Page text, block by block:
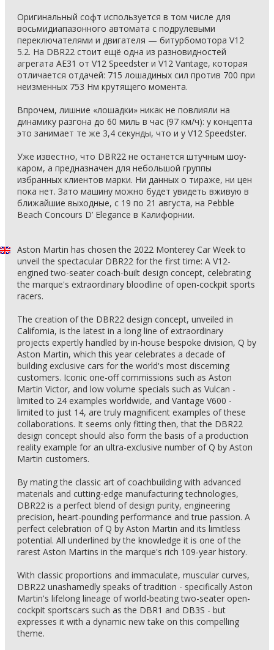
Оригинальный софт используется в том числе для
восьмидиапазонного автомата с подрулевыми
переключателями и двигателя — битурбомотора V12
5.2. На DBR22 стоит ещё одна из разновидностей
агрегата AE31 от V12 Speedster и V12 Vantage, которая
отличается отдачей: 715 лошадиных сил против 700 при
неизменных 753 Нм крутящего момента.
Впрочем, лишние «лошадки» никак не повлияли на
динамику разгона до 60 миль в час (97 км/ч): у концепта
это занимает те же 3,4 секунды, что и у V12 Speedster.
Уже известно, что DBR22 не останется штучным шоу-
каром, а предназначен для небольшой группы
избранных клиентов марки. Ни данных о тираже, ни цен
пока нет. Зато машину можно будет увидеть вживую в
ближайшие выходные, с 19 по 21 августа, на Pebble
Beach Concours D’ Elegance в Калифорнии.
Aston Martin has chosen the 2022 Monterey Car Week to
unveil the spectacular DBR22 for the first time: A V12-
engined two-seater coach-built design concept, celebrating
the marque's extraordinary bloodline of open-cockpit sports
racers.
The creation of the DBR22 design concept, unveiled in
California, is the latest in a long line of extraordinary
projects expertly handled by in-house bespoke division, Q by
Aston Martin, which this year celebrates a decade of
building exclusive cars for the world's most discerning
customers. Iconic one-off commissions such as Aston
Martin Victor, and low volume specials such as Vulcan -
limited to 24 examples worldwide, and Vantage V600 -
limited to just 14, are truly magnificent examples of these
collaborations. It seems only fitting then, that the DBR22
design concept should also form the basis of a production
reality example for an ultra-exclusive number of Q by Aston
Martin customers.
By mating the classic art of coachbuilding with advanced
materials and cutting-edge manufacturing technologies,
DBR22 is a perfect blend of design purity, engineering
precision, heart-pounding performance and true passion. A
perfect celebration of Q by Aston Martin and its limitless
potential. All underlined by the knowledge it is one of the
rarest Aston Martins in the marque's rich 109-year history.
With classic proportions and immaculate, muscular curves,
DBR22 unashamedly speaks of tradition - specifically Aston
Martin's lifelong lineage of world-beating two-seater open-
cockpit sportscars such as the DBR1 and DB3S - but
expresses it with a dynamic new take on this compelling
theme.